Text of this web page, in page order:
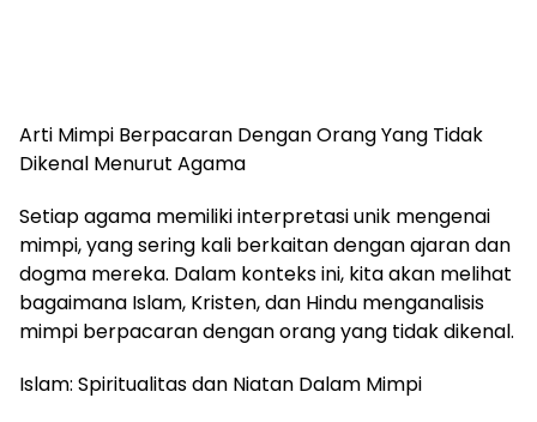
Arti Mimpi Berpacaran Dengan Orang Yang Tidak
Dikenal Menurut Agama
Setiap agama memiliki interpretasi unik mengenai
mimpi, yang sering kali berkaitan dengan ajaran dan
dogma mereka. Dalam konteks ini, kita akan melihat
bagaimana Islam, Kristen, dan Hindu menganalisis
mimpi berpacaran dengan orang yang tidak dikenal.
Islam: Spiritualitas dan Niatan Dalam Mimpi